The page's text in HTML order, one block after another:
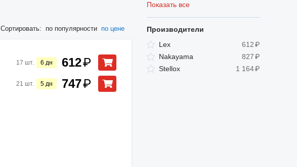
Сортировать: по популярности по цене
17 шт. 6 дн 612₽
21 шт. 5 дн 747₽
Показать все
Производители
Lex
612₽
Nakayama
827₽
Stellox
1 164₽